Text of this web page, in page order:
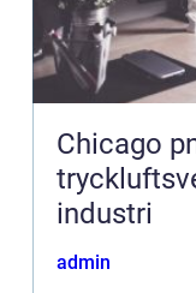
Chicago
industri
admin